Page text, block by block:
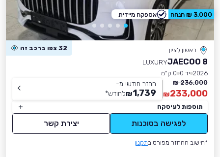
ראשון לציון 32 צפו ברכב זה
JAECOO 8
LUXURY
2026 יד 0
0 ק״מ
236,000 ₪
233,000
₪
החזר חודשי מ-
1,739
₪לחודש*
תוספות לעיסקה
לפגישה בסוכנות יצירת קשר
*חישוב ההחזר מפורט בתקנון
3,000 ₪ הנחה אספקה מיידית